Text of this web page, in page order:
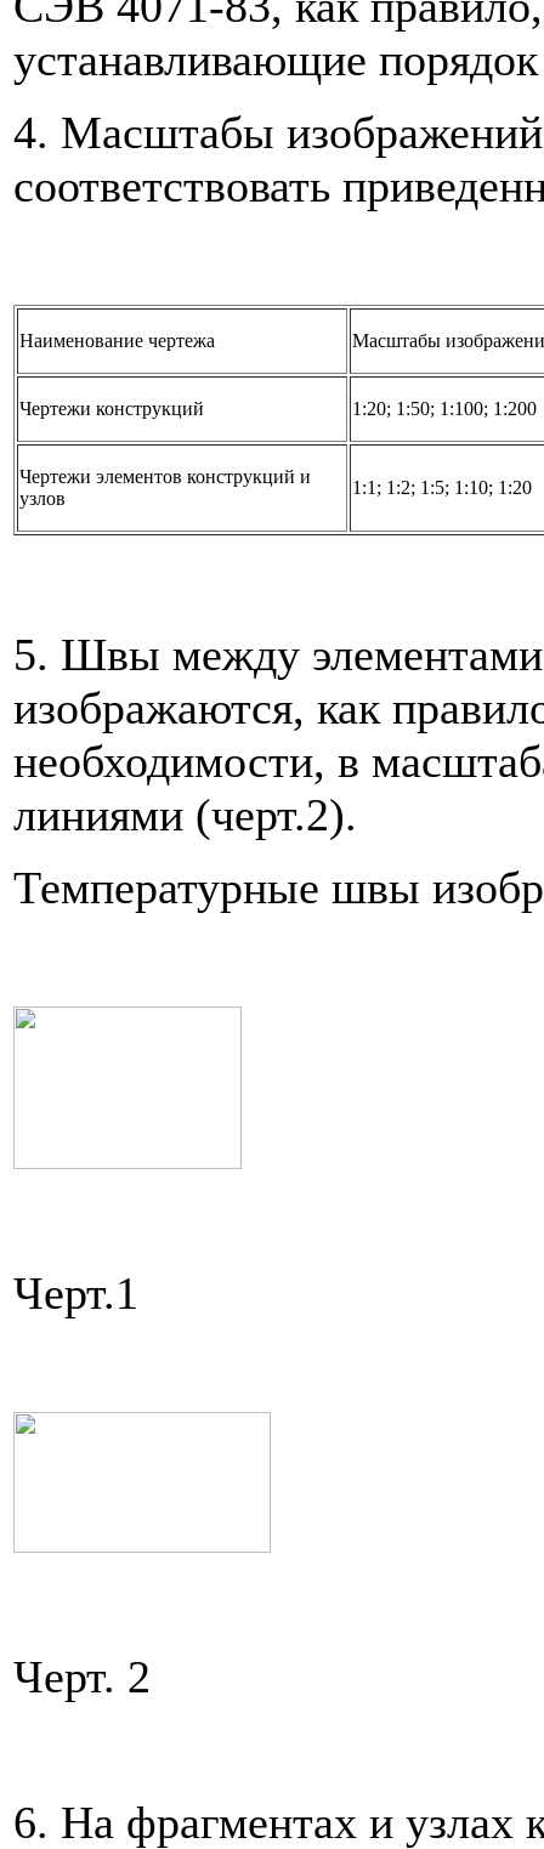
устанавливающие
4. Масштабы
соответствовать
Наименование чертежа Масштабы
Чертежи конструкций 1:20; 1:50; 1:100; 1:200
Чертежи элементов конструкций и
узлов
1:1; 1:2; 1:5; 1:10; 1:20
5. Швы между
изображаются, как
необходимости, в
линиями (черт.2).
Температурные швы
Черт.1
Черт. 2
6. На фрагментах и узлах